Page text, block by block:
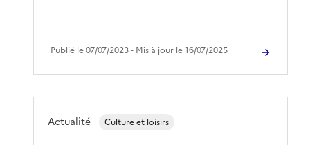
Publié le 07/07/2023 ‐ Mis à jour le 16/07/2025
Actualité Culture et loisirs